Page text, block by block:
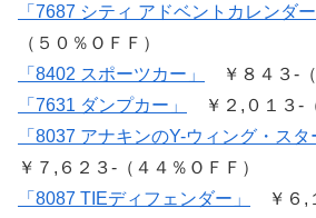
「7687 シティ アドベントカレンダー
（５０％ＯＦＦ）
「8402 スポーツカー」
￥８４３-（
「7631 ダンプカー」
￥２,０１３-
「8037 アナキンのY-ウィング・スタ
￥７,６２３-（４４％ＯＦＦ）
「8087 TIEディフェンダー」
￥６,